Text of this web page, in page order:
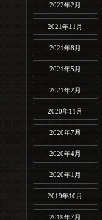
2022年2月
2021年11月
2021年8月
2021年5月
2021年2月
2020年11月
2020年7月
2020年4月
2020年1月
2019年10月
2019年7月